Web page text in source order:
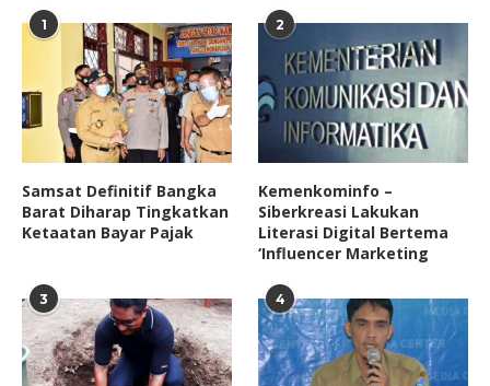
1
Samsat Definitif Bangka
Barat Diharap Tingkatkan
Ketaatan Bayar Pajak
2
Kemenkominfo –
Siberkreasi Lakukan
Literasi Digital Bertema
‘Influencer Marketing
3 4